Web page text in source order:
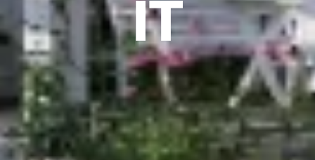
IT